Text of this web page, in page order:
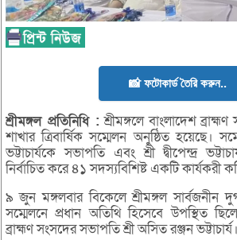
📸 ফটোকার্ড তৈরি করুন..
শ্রীমঙ্গল প্রতিনিধি : শ্রীমঙ্গলে বাংলাদেশ
শাখার ত্রিবার্ষিক সম্মেলন অনুষ্ঠিত হয়েছে।
ভট্টাচার্যকে সভাপতি এবং শ্রী দ্বীপেন্দ্র
নির্বাচিত করে ৪১ সদস্যবিশিষ্ট একটি কার্যকরী
৯ জুন মঙ্গলবার বিকেলে শ্রীমঙ্গল সার্বজনীন
সম্মেলনে প্রধান অতিথি হিসেবে উপস্থিত
ব্রাহ্মণ সংসদের সভাপতি শ্রী অসিত রঞ্জন ভট্টাচার্য।